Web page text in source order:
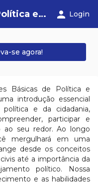
Noções Básicas de Política e Cidadania person Login
se agora!
Básicas de Política e
introdução essencial
e da cidadania,
participar e
ao seu redor.Ao longo
mergulhará em uma
desde os conceitos
até a importância da
político. Nossa
e as habilidades